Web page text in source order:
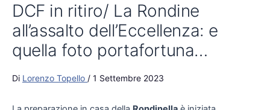
DCF in ritiro/ La Rondine
all’assalto dell’Eccellenza: e
quella foto portafortuna…
Di Lorenzo Topello / 1 Settembre 2023